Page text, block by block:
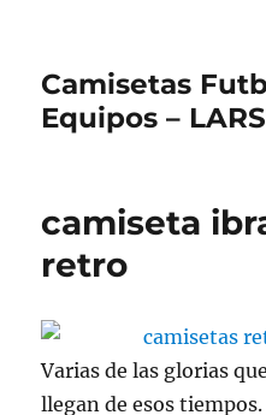
Camisetas
Equipos –
camiseta
retro
Varias de las glorias
llegan de esos